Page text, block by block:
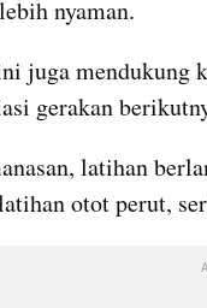
nyaman.
juga mendukung
gerakan
latihan